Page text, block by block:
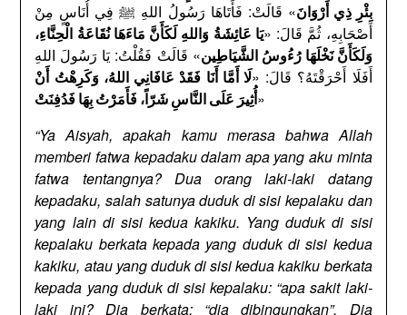
بِئْرِ ذِي أَرْوَانَ» قَالَتْ: فَأَتَاهَا رَسُولُ اللهِ ﷺ فِي أُنَاسٍ مِنْ
أَصْحَابِهِ، ثُمَّ قَالَ: «يَا عَائِشَةُ وَاللهِ لَكَأَنَّ مَاءَهَا نُقَاعَةُ الْحِنَّاءِ،
وَلَكَأَنَّ نَخْلَهَا رُءُوسُ الشَّيَاطِين» قَالَتْ فَقُلْتُ: يَا رَسُولَ اللهِ
أَفَلَا أَحْرَقْتَهُ؟ قَالَ: «لَا أَمَّا أَنَا فَقَدْ عَافَانِي اللهُ، وَكَرِهْتُ أَنْ
أُثِيرَ عَلَى النَّاسِ شَرّاً، فَأَمَرْتُ بِهَا فَدُفِنَتْ»
“Ya Aisyah, apakah kamu merasa bahwa Allah
memberi fatwa kepadaku dalam apa yang aku minta
fatwa tentangnya? Dua orang laki-laki datang
kepadaku, salah satunya duduk di sisi kepalaku dan
yang lain di sisi kedua kakiku. Yang duduk di sisi
kepalaku berkata kepada yang duduk di sisi kedua
kakiku, atau yang duduk di sisi kedua kakiku berkata
kepada yang duduk di sisi kepalaku: “apa sakit laki-
laki ini? Dia berkata: “dia dibingungkan”. Dia